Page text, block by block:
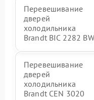
Перевешивание
дверей
холодильника
Brandt BIC 2282 BW
Перевешивание
дверей
холодильника
Brandt CEN 3020